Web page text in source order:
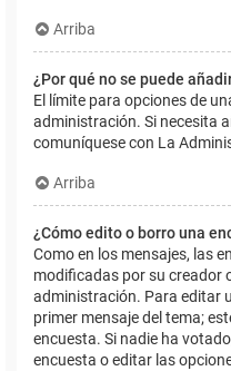
Arriba
¿Por qué no se puede
El límite para opciones de
administración. Si necesita
comuníquese con La
Arriba
¿Cómo edito o borro una
Como en los mensajes, las
modificadas por su creador
administración. Para editar
primer mensaje del tema;
encuesta. Si nadie ha
encuesta o editar las